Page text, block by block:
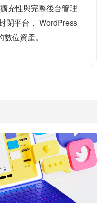
充性與完整後台管理
閉平台， WordPress
位資產。